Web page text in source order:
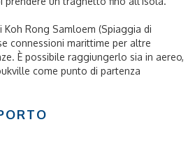
Rong Samloem (Spiaggia di
connessioni marittime per altre
È possibile raggiungerlo sia in aereo,
come punto di partenza